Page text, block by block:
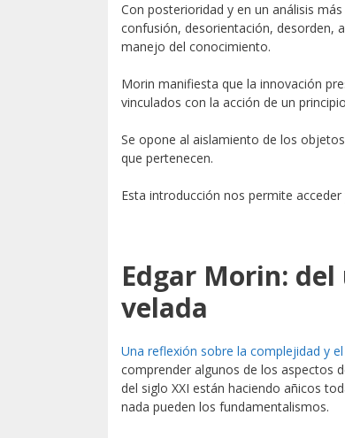
Con posterioridad y en un análisis
confusión, desorientación, desorden,
manejo del conocimiento.
Morin manifiesta que la innovación
vinculados con la acción de un
Se opone al aislamiento de los
que pertenecen.
Esta introducción nos permite
Edgar Morin:
velada
Una reflexión sobre la complejidad y
comprender algunos de los aspectos
del siglo XXI están haciendo añicos
nada pueden los fundamentalismos.